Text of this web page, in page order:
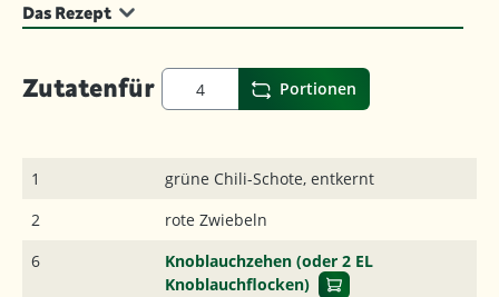
Das Rezept
Zutatenfür Portionen
1
grüne Chili-Schote, entkernt
2
rote Zwiebeln
6
Knoblauchzehen (oder 2 EL
Knoblauchflocken)